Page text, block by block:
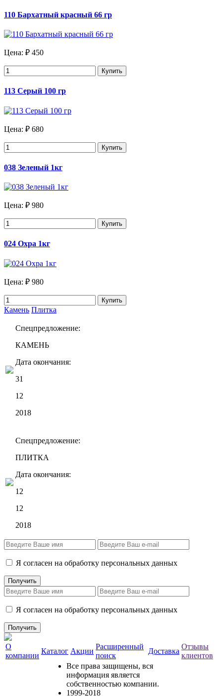
110 Бархатный красный 66 гр
Цена: ₽ 450
Купить
113 Серый 100 гр
Цена: ₽ 680
Купить
038 Зеленый 1кг
Цена: ₽ 980
Купить
024 Охра 1кг
Цена: ₽ 980
Купить
Камень Плитка
Спецпредложение:
КАМЕНЬ
Дата окончания:
31
12
2018
Спецпредложение:
ПЛИТКА
Дата окончания:
12
12
2018
Я согласен на обработку персональных данных
Я согласен на обработку персональных данных
О
компании
Каталог Акции
Расширенный
поиск
Доставка
Отзывы
клиентов
Все права защищены, вся
информация является
собственностью компании.
1999-2018